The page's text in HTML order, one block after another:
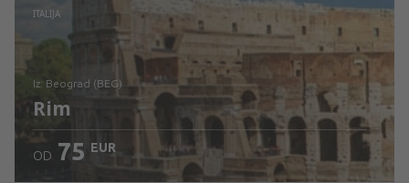
ITALIJA
iz: Beograd (BEG)
Rim
OD 75 EUR